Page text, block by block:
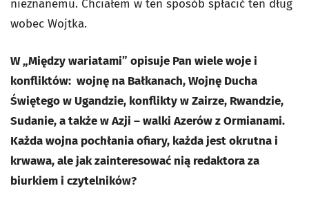
nieznanemu. Chciałem w ten sposób spłacić ten dług
wobec Wojtka.
W „Między wariatami” opisuje Pan wiele woje i
konfliktów: wojnę na Bałkanach, Wojnę Ducha
Świętego w Ugandzie, konflikty w Zairze, Rwandzie,
Sudanie, a także w Azji – walki Azerów z Ormianami.
Każda wojna pochłania ofiary, każda jest okrutna i
krwawa, ale jak zainteresować nią redaktora za
biurkiem i czytelników?